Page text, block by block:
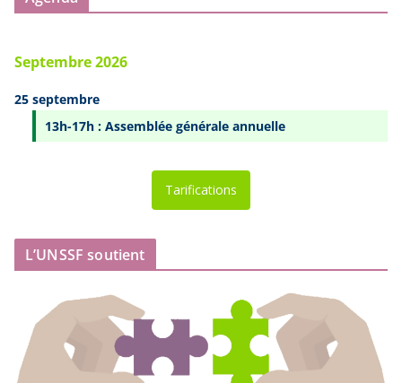
Septembre 2026
25 septembre
13h-17h : Assemblée générale annuelle
Tarifications
L’UNSSF soutient